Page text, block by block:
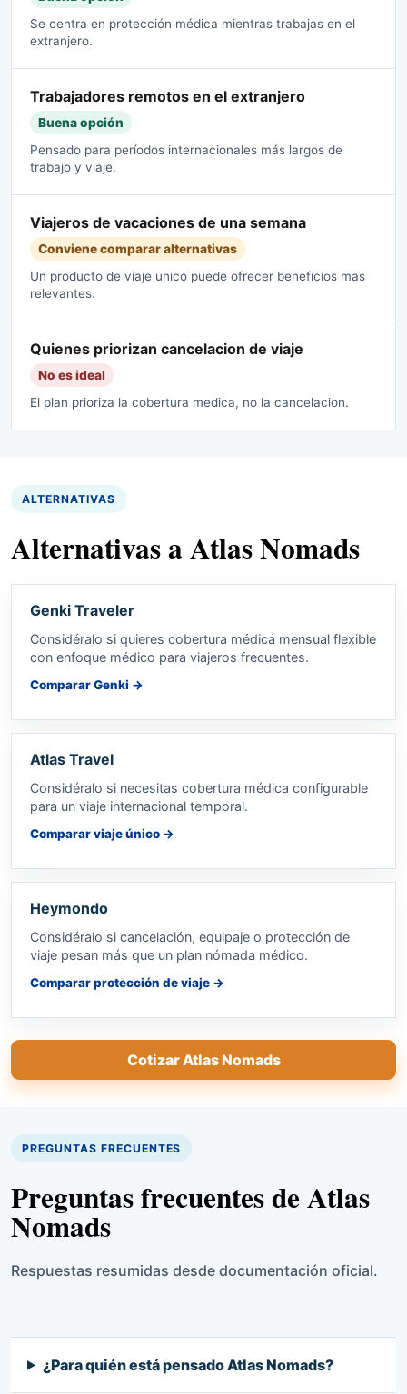
Se centra en protección médica mientras trabajas en el
extranjero.
Trabajadores remotos en el extranjero
Buena opción
Pensado para períodos internacionales más largos de
trabajo y viaje.
Viajeros de vacaciones de una semana
Conviene comparar alternativas
Un producto de viaje unico puede ofrecer beneficios mas
relevantes.
Quienes priorizan cancelacion de viaje
No es ideal
El plan prioriza la cobertura medica, no la cancelacion.
ALTERNATIVAS
Alternativas a Atlas Nomads
Genki Traveler
Considéralo si quieres cobertura médica mensual flexible
con enfoque médico para viajeros frecuentes.
Comparar Genki →
Atlas Travel
Considéralo si necesitas cobertura médica configurable
para un viaje internacional temporal.
Comparar viaje único →
Heymondo
Considéralo si cancelación, equipaje o protección de
viaje pesan más que un plan nómada médico.
Comparar protección de viaje →
Cotizar Atlas Nomads
PREGUNTAS FRECUENTES
Preguntas frecuentes de Atlas
Nomads
Respuestas resumidas desde documentación oficial.
¿Para quién está pensado Atlas Nomads?